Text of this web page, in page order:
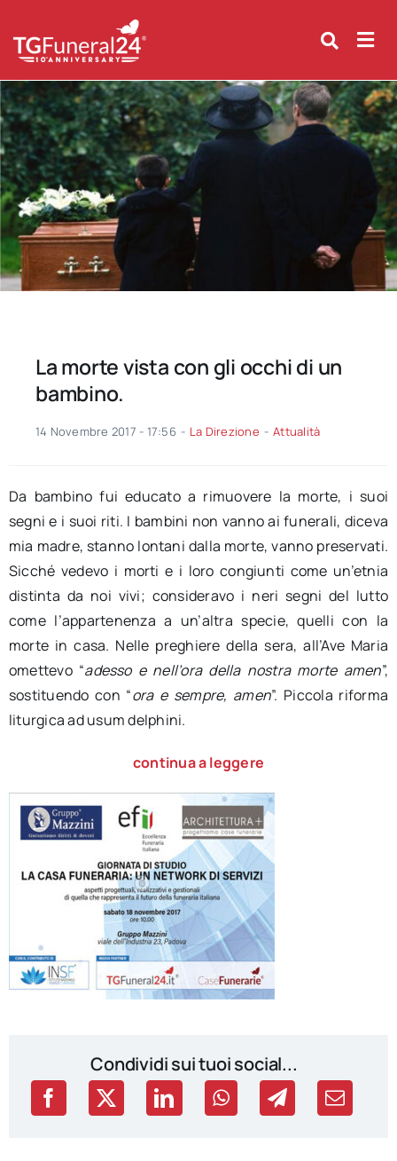
content
La morte vista con gli occhi di un
bambino.
14 Novembre 2017 - 17:56 - La Direzione - Attualità
Da bambino fui educato a rimuovere la morte, i suoi
segni e i suoi riti. I bambini non vanno ai funerali, diceva
mia madre, stanno lontani dalla morte, vanno preservati.
Sicché vedevo i morti e i loro congiunti come un’etnia
distinta da noi vivi; consideravo i neri segni del lutto
come l’appartenenza a un’altra specie, quelli con la
morte in casa. Nelle preghiere della sera, all’Ave Maria
omettevo “adesso e nell’ora della nostra morte amen”,
sostituendo con “ora e sempre, amen”. Piccola riforma
liturgica ad usum delphini.
continua a leggere
Condividi sui tuoi social...